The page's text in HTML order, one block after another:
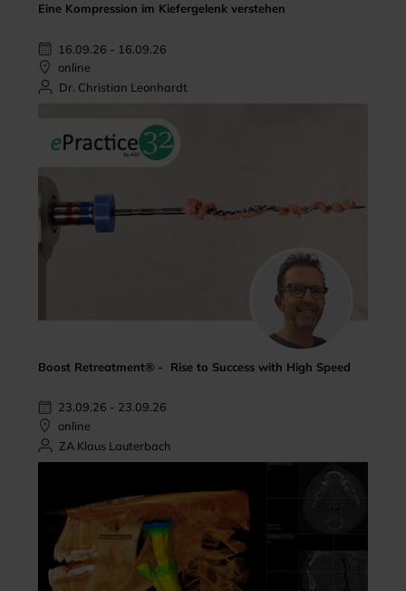
Eine Kompression im Kiefergelenk verstehen
16.09.26 - 16.09.26
online
Dr. Christian Leonhardt
Boost Retreatment® - Rise to Success with High Speed
23.09.26 - 23.09.26
online
ZA Klaus Lauterbach